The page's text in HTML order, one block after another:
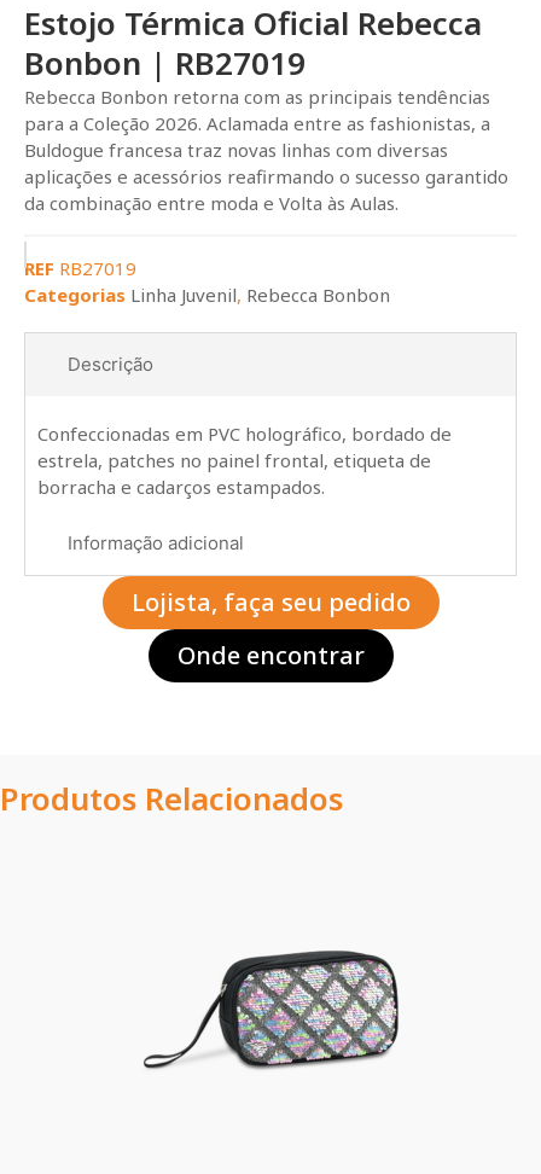
Estojo Térmica Oficial Rebecca
Bonbon | RB27019
Rebecca Bonbon retorna com as principais tendências
para a Coleção 2026. Aclamada entre as fashionistas, a
Buldogue francesa traz novas linhas com diversas
aplicações e acessórios reafirmando o sucesso garantido
da combinação entre moda e Volta às Aulas.
REF RB27019
Categorias Linha Juvenil, Rebecca Bonbon
Descrição
Informação adicional
Confeccionadas em PVC holográfico, bordado de
estrela, patches no painel frontal, etiqueta de
borracha e cadarços estampados.
Lojista, faça seu pedido
Onde encontrar
Produtos Relacionados